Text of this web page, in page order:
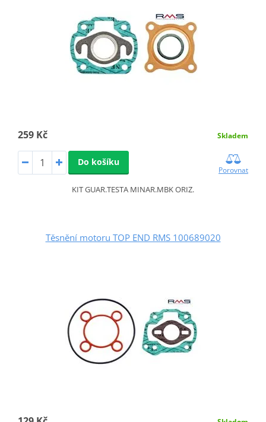
259 Kč Skladem
Do košíku
Porovnat
KIT GUAR.TESTA MINAR.MBK ORIZ.
Těsnění motoru TOP END RMS 100689020